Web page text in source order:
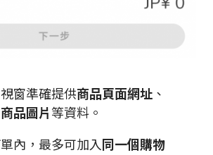
窗準確提供商品頁面網址 、
商品圖片 等資料。
內，最多可加入同一個購物